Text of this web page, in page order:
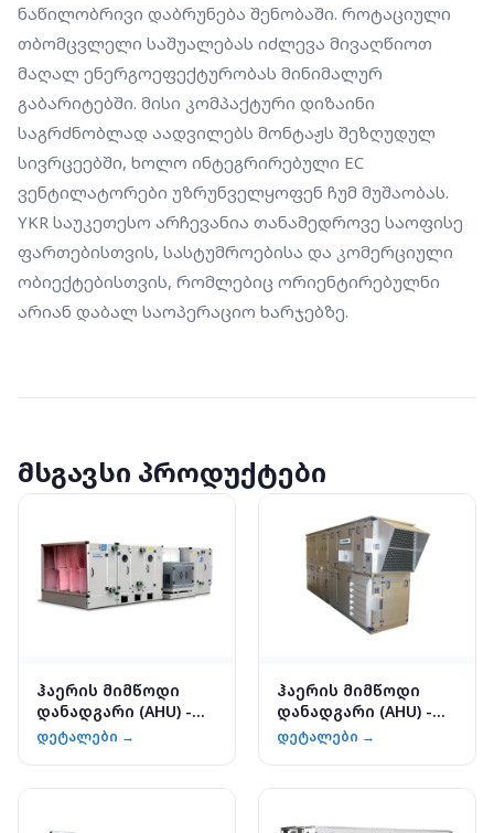
ნაწილობრივი დაბრუნება შენობაში. როტაციული
თბომცვლელი საშუალებას იძლევა მივაღწიოთ
მაღალ ენერგოეფექტურობას მინიმალურ
გაბარიტებში. მისი კომპაქტური დიზაინი
საგრძნობლად აადვილებს მონტაჟს შეზღუდულ
სივრცეებში, ხოლო ინტეგრირებული EC
ვენტილატორები უზრუნველყოფენ ჩუმ მუშაობას.
YKR საუკეთესო არჩევანია თანამედროვე საოფისე
ფართებისთვის, სასტუმროებისა და კომერციული
ობიექტებისთვის, რომლებიც ორიენტირებულნი
არიან დაბალ საოპერაციო ხარჯებზე.
მსგავსი პროდუქტები
ჰაერის მიმწოდი
დანადგარი (AHU) -
YORK YMA
დეტალები →
ჰაერის მიმწოდი
დანადგარი (AHU) -
YORK YMB
დეტალები →